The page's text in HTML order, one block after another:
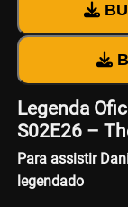
Legenda
S02E26 –
Para assistir
legendado